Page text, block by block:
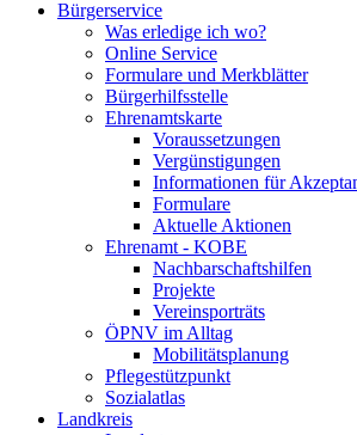
Bürgerservice
Was erledige ich wo?
Online Service
Formulare und Merkblätter
Bürgerhilfsstelle
Ehrenamtskarte
Voraussetzungen
Vergünstigungen
Informationen für
Formulare
Aktuelle Aktionen
Ehrenamt - KOBE
Nachbarschaftshilfen
Projekte
Vereinsporträts
ÖPNV im Alltag
Mobilitätsplanung
Pflegestützpunkt
Sozialatlas
Landkreis